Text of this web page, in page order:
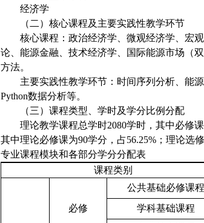
经济学
（ 二 ） 核心课程及主要实践性教学环节
核心课程：政治经济学、微观经济学、宏
论、能源金融、技术经济学、国际能源市场（
方法。
主要实践性教学环节：时间序列分析、能
Python数据分析等。
（三）课程类型、学时及学分比例分配
理论教学课程总学时2080学时，其中必修
其中理论必修课为90学分，占56.25%；理论选
专业课程模块和各部分学分分配表
课程类别
必修
公共基础必修课程
学科基础课程